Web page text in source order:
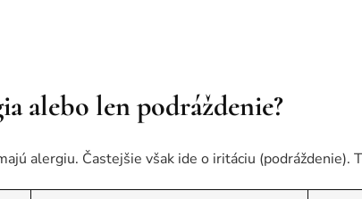
alebo len podráždenie?
alergiu. Častejšie však ide o iritáciu (podráždenie).